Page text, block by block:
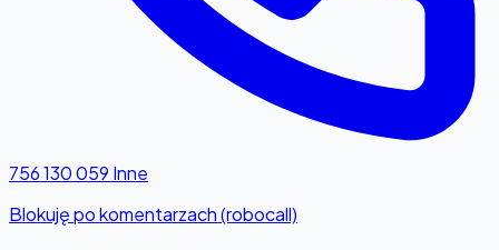
756 130 059 Inne
Blokuję po komentarzach (robocall)